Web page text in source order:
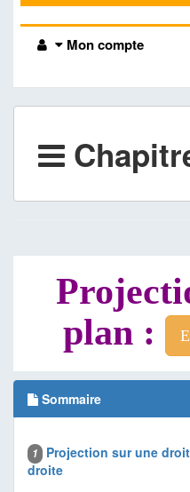
Mon compte
plan :
Sommaire
1
Projection sur une
droite